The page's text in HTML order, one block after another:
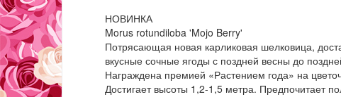
НОВИНКА
Morus rotundiloba 'Mojo Berry'
Потрясающая новая карликовая шелковица,
вкусные сочные ягоды с поздней весны до
Награждена премией «Растением года» на
Достигает высоты 1,2-1,5 метра. Предпочитает